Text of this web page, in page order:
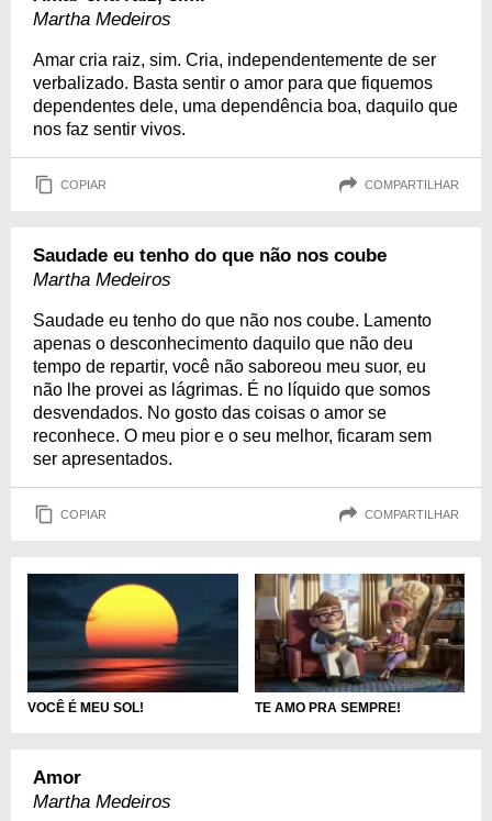
Martha Medeiros
Amar cria raiz, sim. Cria, independentemente de ser
verbalizado. Basta sentir o amor para que fiquemos
dependentes dele, uma dependência boa, daquilo que
nos faz sentir vivos.
COPIAR COMPARTILHAR
Saudade eu tenho do que não nos coube
Martha Medeiros
Saudade eu tenho do que não nos coube. Lamento
apenas o desconhecimento daquilo que não deu
tempo de repartir, você não saboreou meu suor, eu
não lhe provei as lágrimas. É no líquido que somos
desvendados. No gosto das coisas o amor se
reconhece. O meu pior e o seu melhor, ficaram sem
ser apresentados.
COPIAR COMPARTILHAR
VOCÊ É MEU SOL! TE AMO PRA SEMPRE!
Amor
Martha Medeiros